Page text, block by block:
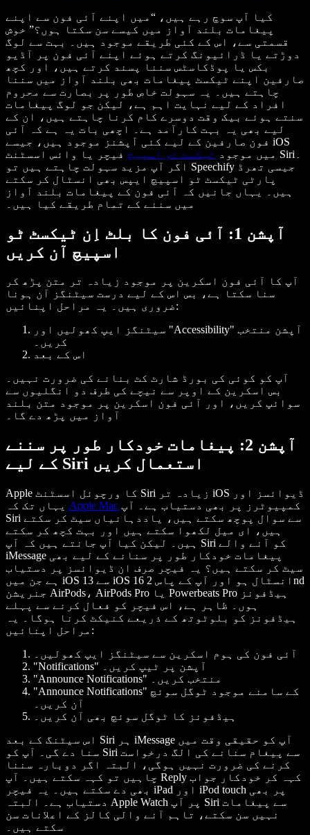
کیا آپ سوچ رہے ہیں، “میں اپنے آئی فون سے اپنے
پیغامات بلند آواز میں کیسے سن سکتا ہوں؟” خوش
قسمتی سے، اس کے کئی طریقے موجود ہیں۔ بہت سے لوگ
دوڑتے یا ڈرائیونگ کرتے ہوئے اپنے آئی فون پر آڈیو
بکس یا پوڈکاسٹس سننا پسند کرتے ہیں، اور کچھ
صارفین اپنے ٹیکسٹ پیغامات بھی بلند آواز میں سننا
چاہتے ہیں۔ یہ سہولت خاص طور پر بصارت سے محروم
افراد کے لیے نہایت اہم ہے، لیکن جو لوگ پیغامات
سنتے ہوئے بیک وقت دوسرے کام کرنا چاہتے ہیں، ان کے
لیے بھی یہ بہت کارآمد ہے۔ اچھی بات یہ ہے کہ آئی
فون صارفین کے لیے کئی آپشنز موجود ہیں، جیسے iOS
میں موجود ٹیکسٹ ٹو اسپیچ فیچر یا وائس اسسٹنٹ Siri۔
اگر آپ مزید سہولت چاہتے ہیں تو Speechify جیسی تھرڈ
پارٹی ٹیکسٹ ٹو اسپیچ ایپس بھی انسٹال کر سکتے
ہیں۔ یہاں جانیں کہ آئی فون کے پیغامات بلند آواز
میں سننے کے تمام طریقے کیا ہیں۔
آپشن 1: آئی فون کا بلٹ اِن ٹیکسٹ ٹو
اسپیچ آن کریں
آپ کا آئی فون اسکرین پر موجود زیادہ تر متن پڑھ کر
سنا سکتا ہے، بس اس کے لیے درست سیٹنگز آن ہونا
ضروری ہیں۔ یہ مراحل اپنائیں:
سیٹنگز ایپ کھولیں اور "Accessibility" آپشن منتخب
کریں۔
اس کے بعد
آپ کو کوئی کی بورڈ شارٹ کٹ بنانے کی ضرورت نہیں۔
بس اسکرین کے اوپر سے نیچے کی طرف دو انگلیوں سے
سوائپ کریں، اور آئی فون اسکرین پر موجود متن بلند
آواز میں پڑھ دے گا۔
آپشن 2: پیغامات خودکار طور پر سننے
کے لیے Siri استعمال کریں
Apple کا ورچوئل اسسٹنٹ Siri زیادہ تر iOS ڈیوائسز اور
Apple Mac
Siri سے سوال پوچھ سکتے ہیں، یاددہانیاں سیٹ کر سکتے
ہیں، ای میل لکھوا سکتے ہیں اور بہت کچھ کر سکتے
ہیں۔ لیکن کیا آپ جانتے ہیں کہ آپ Siri کو آنے والے
iMessage پیغامات خودکار طور پر سنانے کے لیے بھی
سیٹ کر سکتے ہیں؟ یہ فیچر صرف ان ڈیوائسز پر دستیاب
ہے جن میں iOS 13 سے iOS 16 انسٹال ہو اور آپ کے پاس 2nd
جنریشن AirPods، AirPods Pro یا Powerbeats Pro ہیڈفونز
ہوں۔ ظاہر ہے، اس فیچر کو فعال کرنے سے پہلے
ہیڈفونز کو بلوٹوتھ کے ذریعے کنیکٹ کرنا ہوگا۔ یہ
مراحل اپنائیں:
آئی فون کی ہوم اسکرین سے سیٹنگز ایپ کھولیں۔
"Notifications" آپشن پر ٹیپ کریں۔
"Announce Notifications" منتخب کریں۔
"Announce Notifications" کے سامنے موجود ٹوگل سوئچ
آن کریں۔
ہیڈفونز کا ٹوگل سوئچ بھی آن کریں۔
اس سیٹنگ کے بعد Siri ہر iMessage آپ کو حقیقی وقت میں
سنا دے گی۔ آپ کو Siri سے پیغام سنانے کی الگ درخواست
کرنے کی ضرورت نہیں ہوگی، البتہ اگر دوبارہ سننا
چاہیں تو کہہ سکتے ہیں۔ آپ Reply کہہ کر خودکار جواب
بھی دے سکتے ہیں۔ یہ فیچر iPad اور iPod touch پر بھی
دستیاب ہے۔ البتہ Apple Watch پر آپ Siri سے پیغامات
نہیں سن سکتے، تاہم آنے والی کالز کے اعلانات سن
سکتے ہیں۔